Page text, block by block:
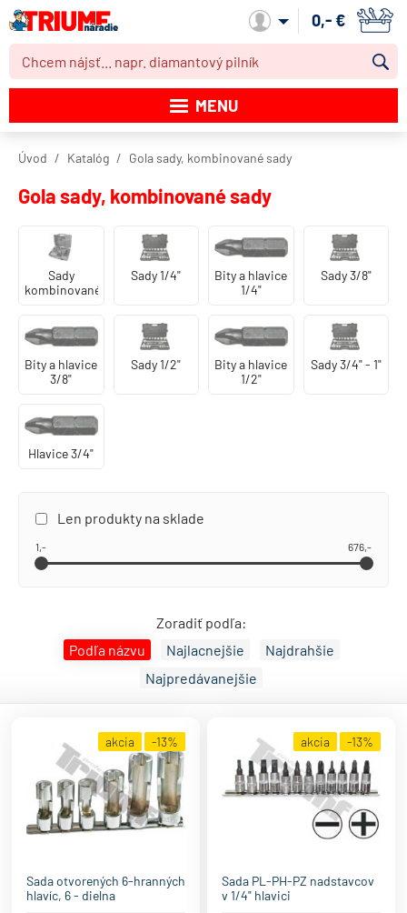
Môj účet
0,- €
MENU
Výpredaj
Obchodné podmienky
Dodacie podmienky
Kontakt
Úvod Katalóg Gola sady, kombinované sady
Gola sady, kombinované sady
Sady
kombinované
Sady 1/4"
Bity a hlavice
1/4"
Sady 3/8"
Bity a hlavice
3/8"
Sady 1/2"
Bity a hlavice
1/2"
Sady 3/4" - 1"
Hlavice 3/4"
Len produkty na sklade
1,- 676,-
Zoradiť podľa:
Podľa názvu
Najlacnejšie
Najdrahšie
Najpredávanejšie
akcia -13%
Sada otvorených 6-hranných
hlavíc, 6 - dielna
akcia -13%
Sada PL-PH-PZ nadstavcov
v 1/4" hlavici